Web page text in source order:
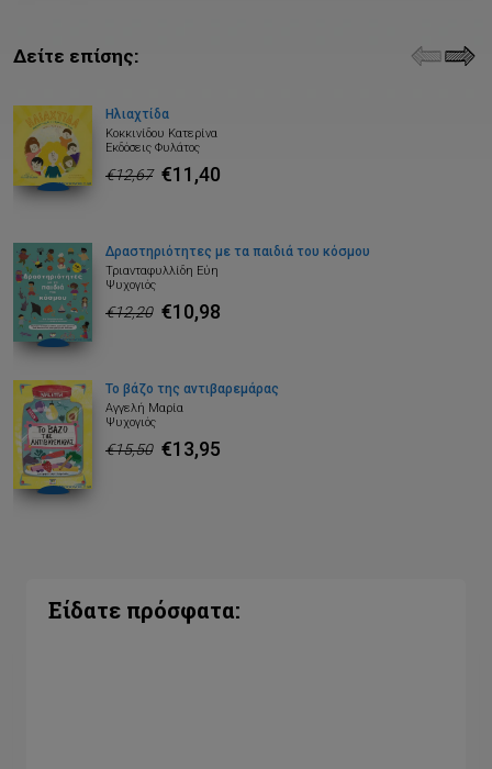
Δείτε επίσης:
Ηλιαχτίδα
Κοκκινίδου Κατερίνα
Εκδόσεις Φυλάτος
€12,67 €11,40
Δραστηριότητες με τα παιδιά του κόσμου
Τριανταφυλλίδη Εύη
Ψυχογιός
€12,20 €10,98
Το βάζο της αντιβαρεμάρας
Αγγελή Μαρία
Ψυχογιός
€15,50 €13,95
Είδατε πρόσφατα: